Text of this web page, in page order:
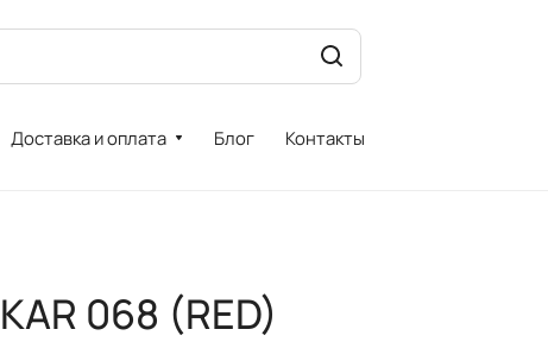
Доставка и оплата Блог Контакты
KAR 068 (RED)